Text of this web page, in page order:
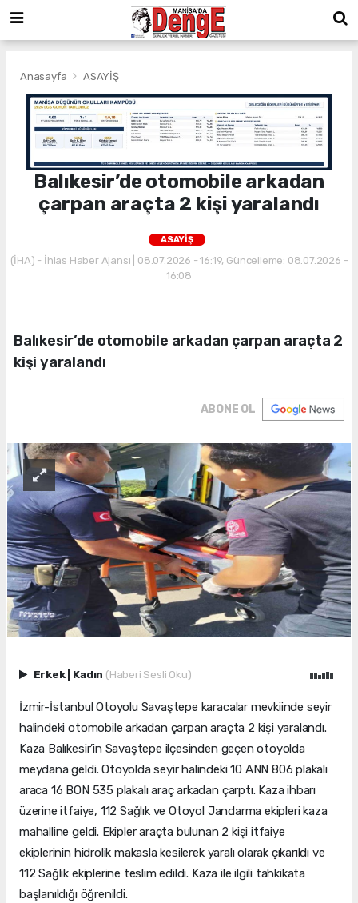
Anasayfa ASAYİŞ
Balıkesir’de otomobile arkadan
çarpan araçta 2 kişi yaralandı
ASAYİŞ
(İHA) - İhlas Haber Ajansı | 08.07.2026 - 16:19, Güncelleme: 08.07.2026 -
16:08
Balıkesir’de otomobile arkadan çarpan araçta 2
kişi yaralandı
ABONE OL
Erkek Kadın (Haberi Sesli Oku)
İzmir-İstanbul Otoyolu Savaştepe karacalar mevkiinde seyir
halindeki otomobile arkadan çarpan araçta 2 kişi yaralandı.
Kaza Balıkesir’in Savaştepe ilçesinden geçen otoyolda
meydana geldi. Otoyolda seyir halindeki 10 ANN 806 plakalı
araca 16 BON 535 plakalı araç arkadan çarptı. Kaza ihbarı
üzerine itfaiye, 112 Sağlık ve Otoyol Jandarma ekipleri kaza
mahalline geldi. Ekipler araçta bulunan 2 kişi itfaiye
ekiplerinin hidrolik makasla kesilerek yaralı olarak çıkarıldı ve
112 Sağlık ekiplerine teslim edildi. Kaza ile ilgili tahkikata
başlanıldığı öğrenildi.